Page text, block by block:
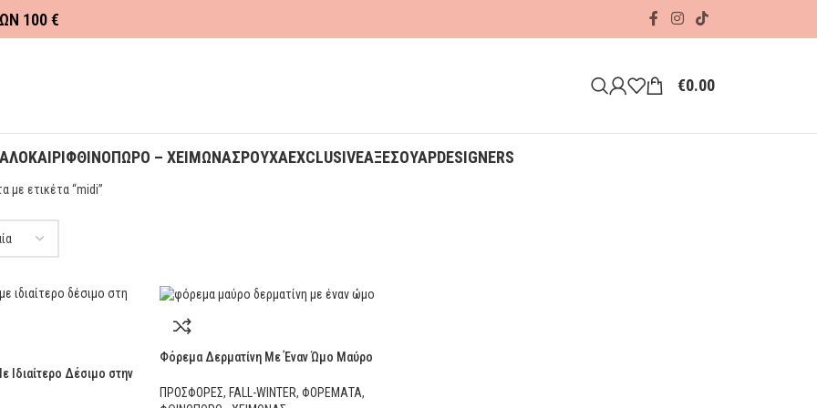
100 €
€0.00
ΦΘΙΝΟΠΩΡΟ – ΧΕΙΜΩΝΑΣΡΟΥΧΑEXCLUSIVEΑΞΕΣΟΥΑΡDESIGNERS
με ετικέτα “midi”
Ιδιαίτερο Δέσιμο στην
Φόρεμα Δερματίνη Με Έναν Ώμο Μαύρο
ΠΡΟΣΦΟΡΕΣ, FALL-WINTER, ΦΟΡΕΜΑΤΑ,